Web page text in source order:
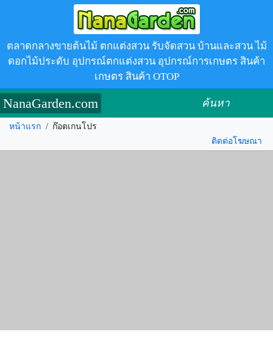
ตลาดกลางขายต้นไม้ ตกแต่งสวน รับจัดสวน บ้านและสวน ไม้
ดอกไม้ประดับ อุปกรณ์ตกแต่งสวน อุปกรณ์การเกษตร สินค้า
เกษตร สินค้า OTOP
NanaGarden.com ค้นหา
หน้าแรก / ก๊อตเกนโปร
ติดต่อโฆษณา